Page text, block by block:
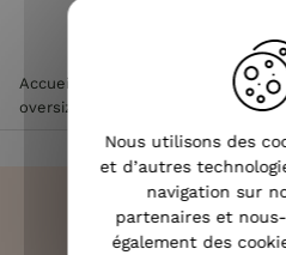
Accueil Vêtements femme >Tee
oversize femme
T-Shirt
Nous utilisons des
et d’autres
navigation sur
partenaires et
également des